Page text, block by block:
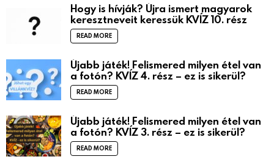
Hogy is hívják? Újra ismert magyarok
keresztneveit keressük KVÍZ 10. rész
READ MORE
Újabb játék! Felismered milyen étel van
a fotón? KVÍZ 4. rész – ez is sikerül?
READ MORE
Újabb játék! Felismered milyen étel van
a fotón? KVÍZ 3. rész – ez is sikerül?
READ MORE